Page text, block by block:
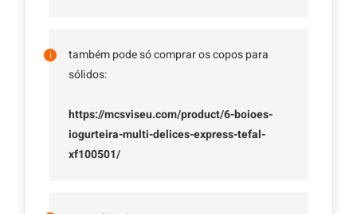
também pode só comprar os copos para
sólidos:
https://mcsviseu.com/product/6-boioes-
iogurteira-multi-delices-express-tefal-
xf100501/